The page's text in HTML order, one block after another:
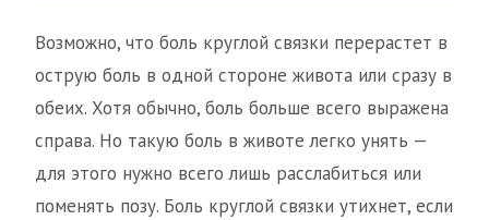
Возможно, что боль круглой связки перерастет в
острую боль в одной стороне живота или сразу в
обеих. Хотя обычно, боль больше всего выражена
справа. Но такую боль в животе легко унять —
для этого нужно всего лишь расслабиться или
поменять позу. Боль круглой связки утихнет, если